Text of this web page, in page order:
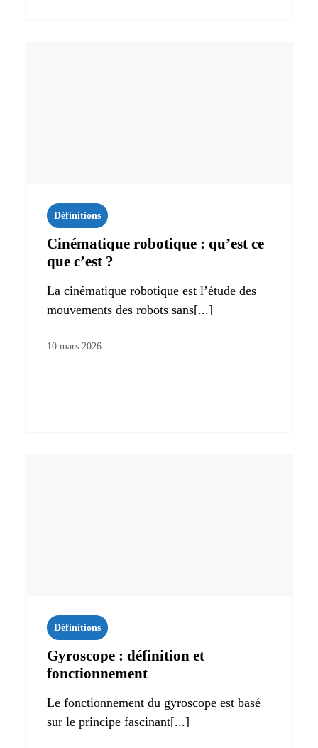
Définitions
Cinématique robotique : qu’est ce
que c’est ?
La cinématique robotique est l’étude des
mouvements des robots sans[...]
10 mars 2026
Définitions
Gyroscope : définition et
fonctionnement
Le fonctionnement du gyroscope est basé
sur le principe fascinant[...]